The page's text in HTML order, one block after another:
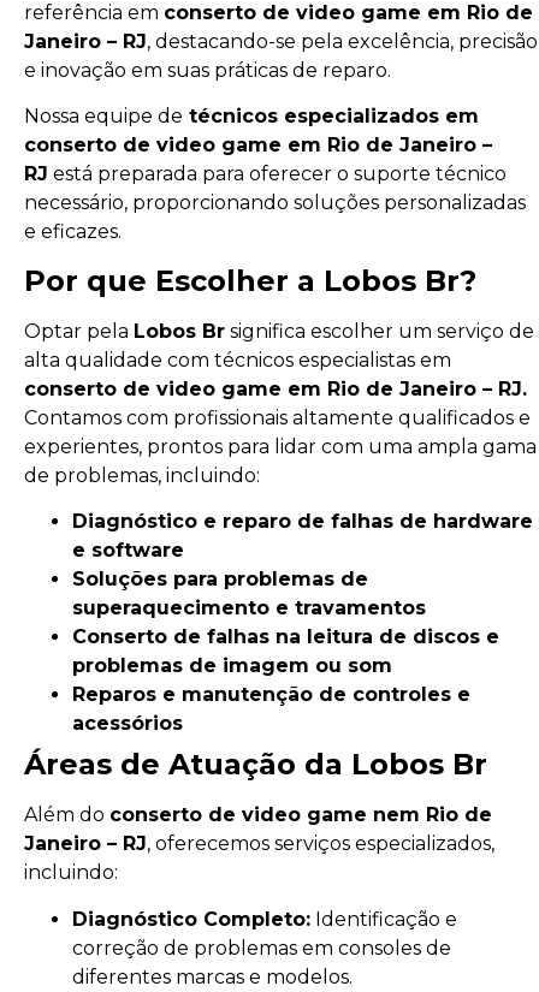
referência em conserto de video game em Rio de
Janeiro – RJ, destacando-se pela excelência, precisão
e inovação em suas práticas de reparo.
Nossa equipe de técnicos especializados em
conserto de video game em Rio de Janeiro –
RJ está preparada para oferecer o suporte técnico
necessário, proporcionando soluções personalizadas
e eficazes.
Por que Escolher a Lobos Br?
Optar pela Lobos Br significa escolher um serviço de
alta qualidade com técnicos especialistas em
conserto de video game em Rio de Janeiro – RJ.
Contamos com profissionais altamente qualificados e
experientes, prontos para lidar com uma ampla gama
de problemas, incluindo:
Diagnóstico e reparo de falhas de hardware
e software
Soluções para problemas de
superaquecimento e travamentos
Conserto de falhas na leitura de discos e
problemas de imagem ou som
Reparos e manutenção de controles e
acessórios
Áreas de Atuação da Lobos Br
Além do conserto de video game nem Rio de
Janeiro – RJ, oferecemos serviços especializados,
incluindo:
Diagnóstico Completo: Identificação e
correção de problemas em consoles de
diferentes marcas e modelos.